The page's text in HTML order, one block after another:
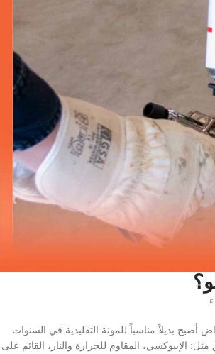
بديلاً مناسباً للمونة التقليدية في السنوات
الإيبوكسي، المقاوم للحرارة والنار، القائم على